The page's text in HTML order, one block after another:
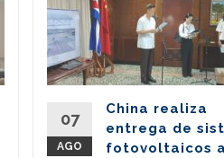
07
AGO
China realiza
entrega de
fotovoltaicos a